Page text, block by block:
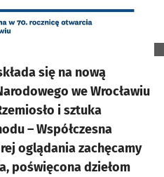
się na nową
we Wrocławiu
i sztuka
– Współczesna
oglądania zachęcamy
poświęcona dziełom